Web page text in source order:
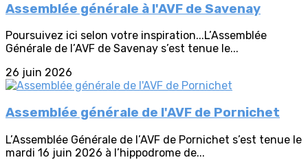
Assemblée générale à l'AVF de Savenay
Poursuivez ici selon votre inspiration...L’Assemblée
Générale de l’AVF de Savenay s’est tenue le...
26 juin 2026
Assemblée générale de l'AVF de Pornichet
L’Assemblée Générale de l’AVF de Pornichet s’est tenue le
mardi 16 juin 2026 à l’hippodrome de...